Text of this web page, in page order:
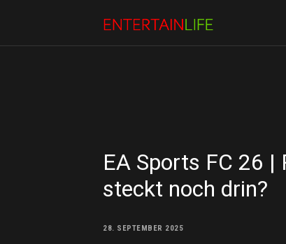
EA Sports FC 26 |
steckt noch drin?
28. SEPTEMBER 2025